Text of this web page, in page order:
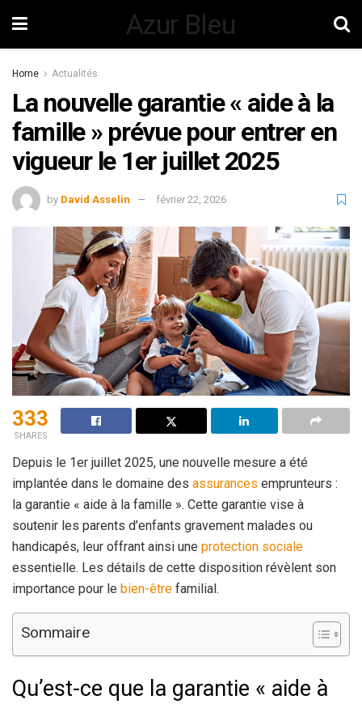
Azur Bleu
Home Actualités
La nouvelle garantie « aide à la
famille » prévue pour entrer en
vigueur le 1er juillet 2025
by David Asselin février 22, 2026
333
SHARES
Depuis le 1er juillet 2025, une nouvelle mesure a été
implantée dans le domaine des assurances emprunteurs :
la garantie « aide à la famille ». Cette garantie vise à
soutenir les parents d’enfants gravement malades ou
handicapés, leur offrant ainsi une protection sociale
essentielle. Les détails de cette disposition révèlent son
importance pour le bien-être familial.
Sommaire
Qu’est-ce que la garantie « aide à